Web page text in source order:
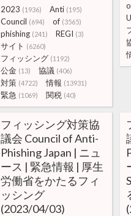
2023 (1936) Anti (195)
Council (694) of (3565)
phishing (241) REGI (3)
サイト (6260)
フィッシング (1192)
公金 (13) 協議 (406)
対策 (4722) 情報 (13931)
緊急 (1069) 関税 (40)
フィッシング対策協
議会 Council of Anti-
Phishing Japan | ニュ
ース | 緊急情報 | 厚生
労働省をかたるフィ
ッシング
(2023/04/03)